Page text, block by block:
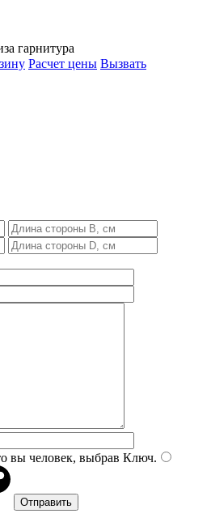
гарнитура
Расчет цены Вызвать
вы человек, выбрав Ключ.